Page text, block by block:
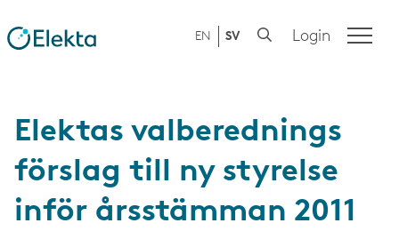
EN SV Login
Elektas valberednings
förslag till ny styrelse
inför årsstämman 2011